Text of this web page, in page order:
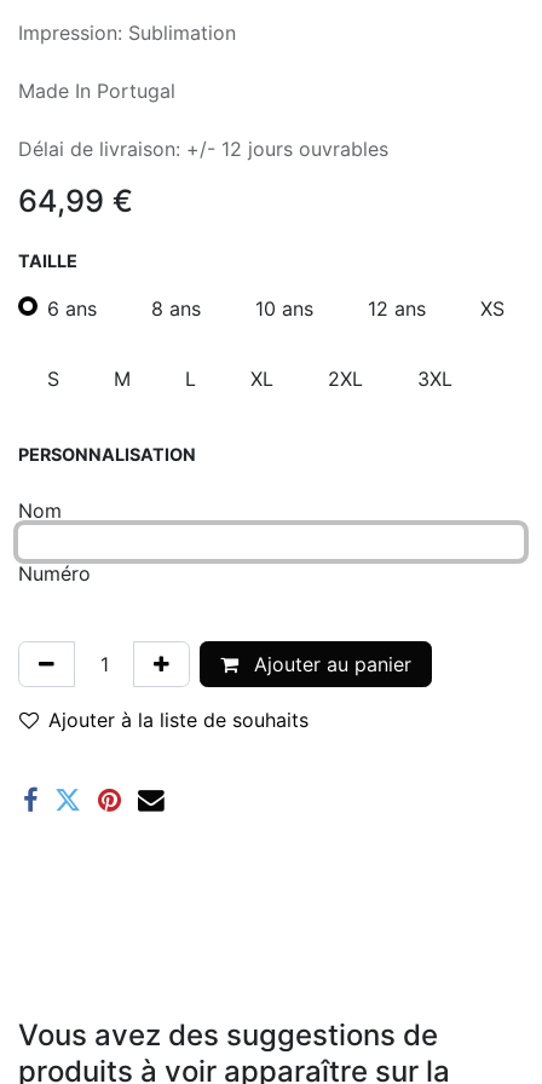
Impression: Sublimation
Made In Portugal
Délai de livraison: +/- 12 jours ouvrables
64,99 €
TAILLE
6 ans 8 ans 10 ans 12 ans XS
S M L XL 2XL 3XL
PERSONNALISATION
Nom
Numéro
Ajouter au panier
Ajouter à la liste de souhaits
Vous avez des suggestions de
produits à voir apparaître sur la